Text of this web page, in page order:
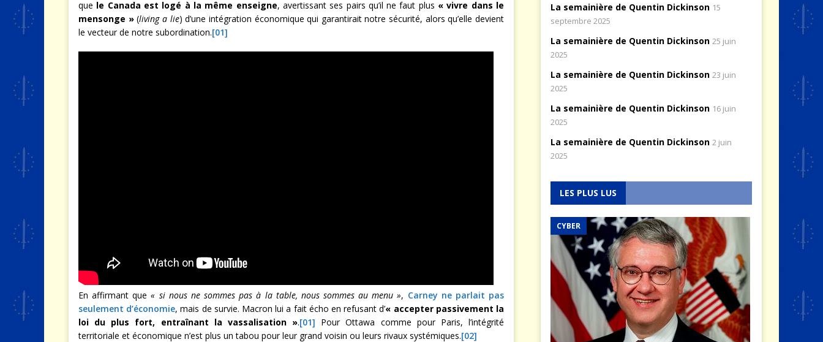
que le Canada est logé à la même enseigne, avertissant ses pairs qu’il ne faut plus « vivre dans le
mensonge »(living a lie) d’une intégration économique qui garantirait notre sécurité, alors qu’elle devient
le vecteur de notre subordination.[01]
En affirmant que« si nous ne sommes pas à la table, nous sommes au menu », Carney ne parlait pas
seulement d’économie, mais de survie. Macron lui a fait écho en refusant d’« accepter passivement la
loi du plus fort, entraînant la vassalisation ».[01] Pour Ottawa comme pour Paris, l’intégrité
territoriale et économique n’est plus un tabou pour leur grand voisin ou leurs rivaux systémiques.[02]
La semainière de Quentin Dickinson 15
septembre 2025
La semainière de Quentin Dickinson 25 juin
2025
La semainière de Quentin Dickinson 23 juin
2025
La semainière de Quentin Dickinson 16 juin
2025
La semainière de Quentin Dickinson 2 juin
2025
LES PLUS LUS
CYBER